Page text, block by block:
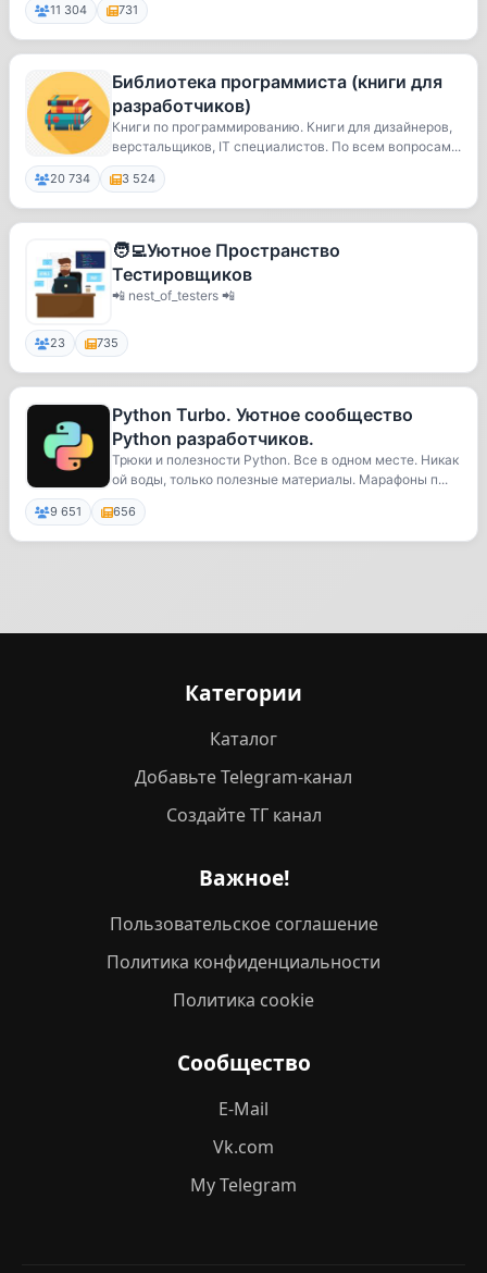
11 304 731
Библиотека программиста (книги для
разработчиков)
Книги по программированию. Книги для дизайнеров,
верстальщиков, IT специалистов. По всем вопросам...
20 734 3 524
🧑‍💻Уютное Пространство
Тестировщиков
📲 nest_of_testers 📲
23 735
Python Turbo. Уютное сообщество
Python разработчиков.
Трюки и полезности Python. Все в одном месте. Никак
ой воды, только полезные материалы. Марафоны п...
9 651 656
Категории
Каталог
Добавьте Telegram-канал
Создайте ТГ канал
Важное!
Пользовательское соглашение
Политика конфиденциальности
Политика cookie
Сообщество
E-Mail
Vk.com
My Telegram